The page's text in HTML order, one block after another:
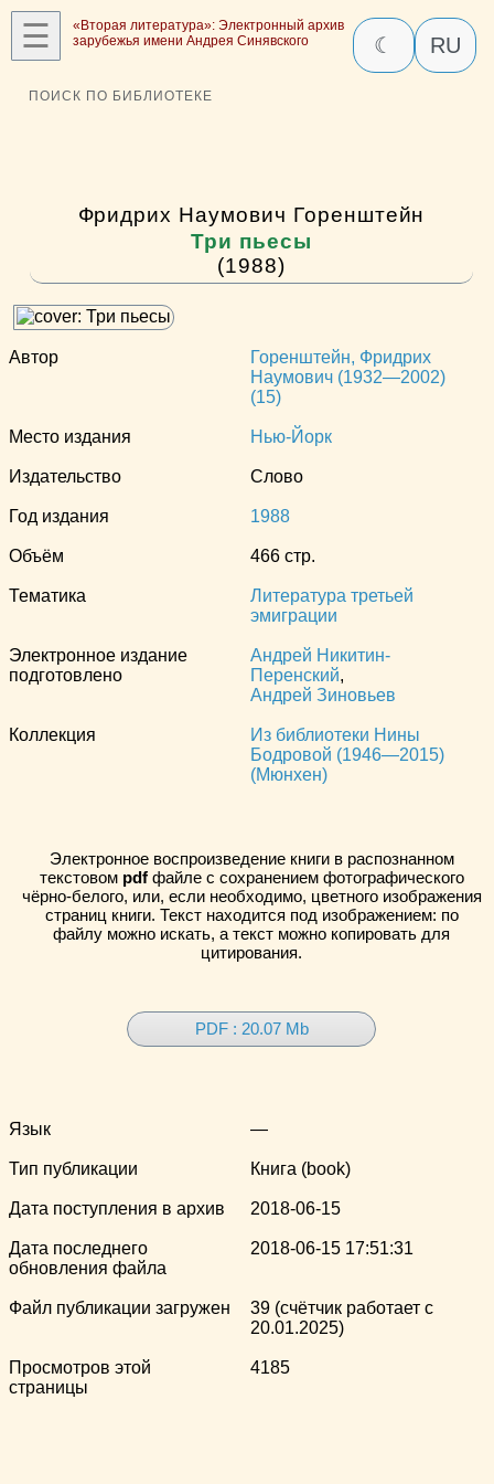
☰
«Вторая литература»: Электронный архив
зарубежья имени Андрея Синявского
☾ RU
ПОИСК ПО БИБЛИОТЕКЕ
Фридрих Наумович Горенштейн
Три пьесы
(1988)
Автор
Горенштейн, Фридрих
Наумович (1932—2002)
(15)
Место издания Нью-Йорк
Издательство Слово
Год издания 1988
Объём 466 стр.
Тематика
Литература третьей
эмиграции
Электронное издание
подготовлено
Андрей Никитин-
Перенский,
Андрей Зиновьев
Коллекция
Из библиотеки Нины
Бодровой (1946—2015)
(Мюнхен)
Электронное воспроизведение книги в распознанном
текстовом pdfфайле с сохранением фотографического
чёрно-белого, или, если необходимо, цветного изображения
страниц книги. Текст находится под изображением: по
файлу можно искать, а текст можно копировать для
цитирования.
PDF : 20.07 Mb
Язык —
Тип публикации Книга (book)
Дата поступления в архив 2018-06-15
Дата последнего
обновления файла
2018-06-15 17:51:31
Файл публикации загружен
39 (счётчик работает с
20.01.2025)
Просмотров этой
страницы
4185